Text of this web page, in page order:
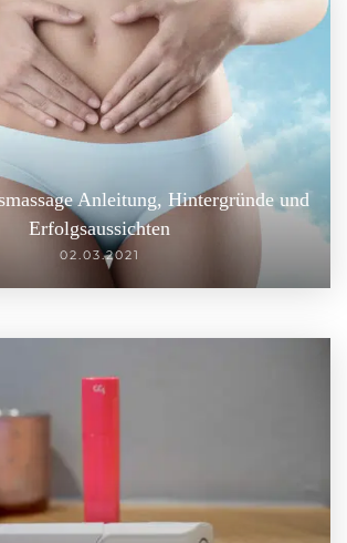
Anleitung, Hintergründe und
Erfolgsaussichten
02.03.2021